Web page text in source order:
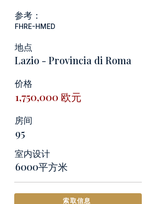
参考：
FHRE-HMED
地点
Lazio - Provincia di Roma
价格
1,750,000 欧元
房间
95
室内设计
6000平方米
索取信息